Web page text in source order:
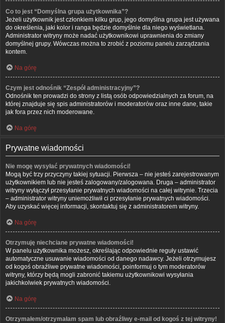
Co to jest “Domyślna grupa użytkownika”?
Jeżeli użytkownik jest członkiem kilku grup, jego domyślna grupa jest używana
do określenia, jaki kolor i ranga będzie domyślnie dla niego wyświetlana.
Administrator witryny może nadać użytkownikowi uprawnienia do zmiany
domyślnej grupy. Wówczas można to zrobić z poziomu panelu zarządzania
kontem.
Na górę
Czym jest odnośnik “Zespół administracyjny”?
Odnośnik ten prowadzi do strony z listą osób odpowiedzialnych za forum, na
której znajduje się spis administratorów i moderatorów oraz inne dane, takie
jak fora przez nich moderowane.
Na górę
Prywatne wiadomości
Nie mogę wysyłać prywatnych wiadomości!
Mogą być trzy przyczyny takiej sytuacji. Pierwsza – nie jesteś zarejestrowanym
użytkownikiem lub nie jesteś zalogowany/zalogowana. Druga – administrator
witryny wyłączył przesyłanie prywatnych wiadomości na całej witrynie. Trzecia
– administrator witryny uniemożliwił ci przesyłanie prywatnych wiadomości.
Aby uzyskać więcej informacji, skontaktuj się z administratorem witryny.
Na górę
Otrzymuję niechciane prywatne wiadomości!
W panelu użytkownika możesz, określając odpowiednie reguły ustawić
automatyczne usuwanie wiadomości od danego nadawcy. Jeżeli otrzymujesz
od kogoś obraźliwe prywatne wiadomości, poinformuj o tym moderatorów
witryny, którzy będą mogli zabronić takiemu użytkownikowi wysyłania
jakichkolwiek prywatnych wiadomości.
Na górę
Otrzymałem/otrzymałam spam lub obraźliwy e-mail od kogoś z tej witryny!